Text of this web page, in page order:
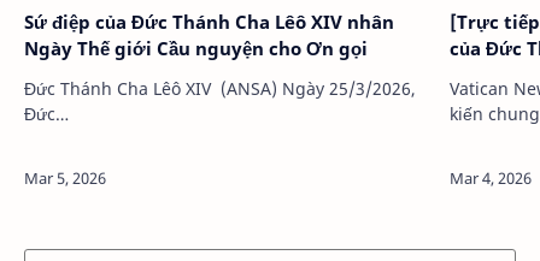
Sứ điệp của Đức Thánh Cha Lêô XIV nhân
Ngày Thế giới Cầu nguyện cho Ơn gọi
Đức Thánh Cha Lêô XIV (ANSA) Ngày 25/3/2026,
Đức…
[Trực
của Đức
Vatican
kiến